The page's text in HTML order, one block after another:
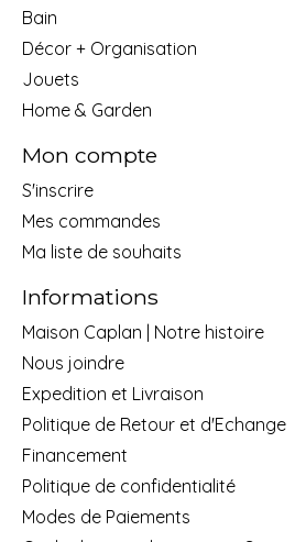
Bain
Décor + Organisation
Jouets
Home & Garden
Mon compte
S'inscrire
Mes commandes
Ma liste de souhaits
Informations
Maison Caplan | Notre histoire
Nous joindre
Expedition et Livraison
Politique de Retour et d'Echange
Financement
Politique de confidentialité
Modes de Paiements